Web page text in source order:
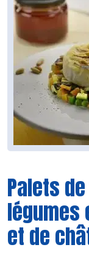
Palets
légumes
et de